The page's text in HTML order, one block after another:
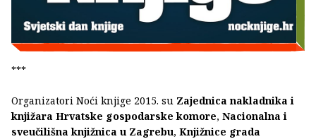
***
Organizatori Noći knjige 2015. su Zajednica nakladnika i
knjižara Hrvatske gospodarske komore, Nacionalna i
sveučilišna knjižnica u Zagrebu, Knjižnice grada